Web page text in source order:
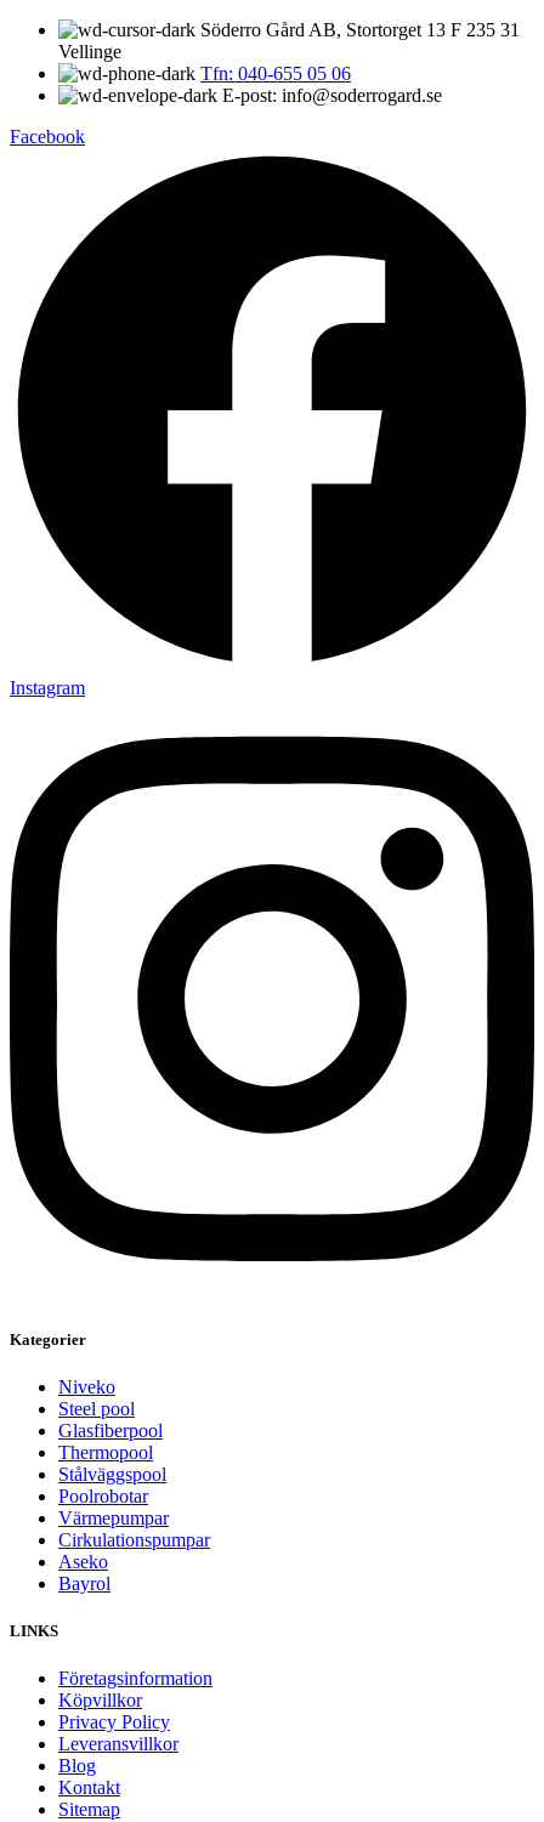
Söderro Gård AB, Stortorget 13 F 235 31
Vellinge
Tfn: 040-655 05 06
E-post: info@soderrogard.se
Facebook
Instagram
Kategorier
Niveko
Steel pool
Glasfiberpool
Thermopool
Stålväggspool
Poolrobotar
Värmepumpar
Cirkulationspumpar
Aseko
Bayrol
LINKS
Företagsinformation
Köpvillkor
Privacy Policy
Leveransvillkor
Blog
Kontakt
Sitemap